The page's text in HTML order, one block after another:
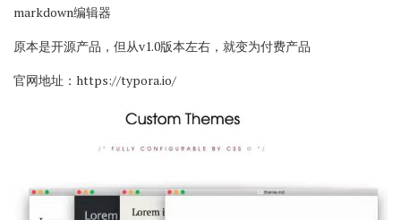
markdown编辑器
原本是开源产品，但从v1.0版本左右，就变为付费产品
官网地址： https://typora.io/